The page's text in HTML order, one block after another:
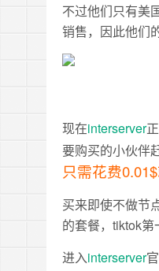
不过他们只有美
销售，因此他们
现在interserver
要购买的小伙伴
只需花费
买来即使不做节
的套餐，tiktok
进入interserver